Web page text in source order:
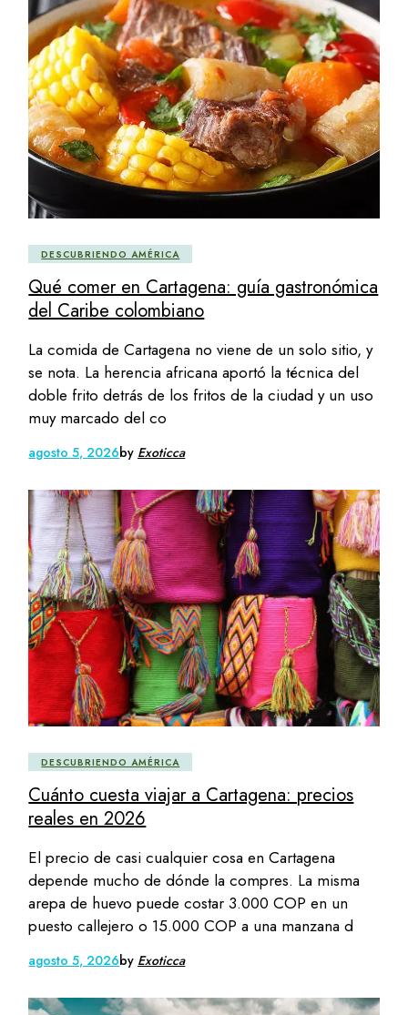
DESCUBRIENDO AMÉRICA
Qué comer en Cartagena: guía gastronómica
del Caribe colombiano
La comida de Cartagena no viene de un solo sitio, y
se nota. La herencia africana aportó la técnica del
doble frito detrás de los fritos de la ciudad y un uso
muy marcado del co
agosto 5, 2026by Exoticca
DESCUBRIENDO AMÉRICA
Cuánto cuesta viajar a Cartagena: precios
reales en 2026
El precio de casi cualquier cosa en Cartagena
depende mucho de dónde la compres. La misma
arepa de huevo puede costar 3.000 COP en un
puesto callejero o 15.000 COP a una manzana d
agosto 5, 2026by Exoticca